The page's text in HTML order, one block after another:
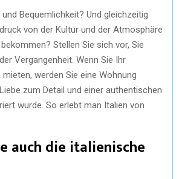
Bequemlichkeit? Und gleichzeitig
von der Kultur und der Atmosphäre
Stellen Sie sich vor, Sie
Vergangenheit. Wenn Sie Ihr
werden Sie eine Wohnung
zum Detail und einer authentischen
wurde. So erlebt man Italien von
auch die italienische